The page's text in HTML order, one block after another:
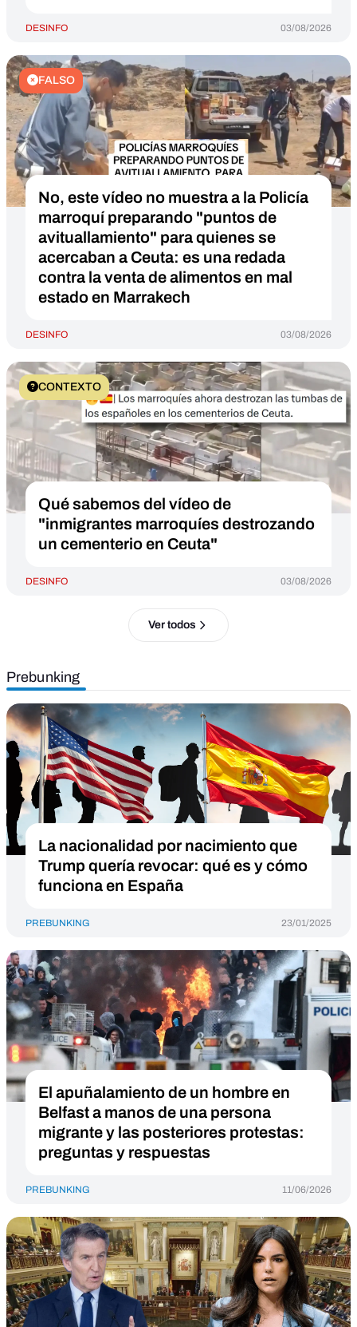
DESINFO 03/08/2026
FALSO
No, este vídeo no muestra a la Policía
marroquí preparando "puntos de
avituallamiento" para quienes se
acercaban a Ceuta: es una redada
contra la venta de alimentos en mal
estado en Marrakech
DESINFO 03/08/2026
CONTEXTO
Qué sabemos del vídeo de
"inmigrantes marroquíes destrozando
un cementerio en Ceuta"
DESINFO 03/08/2026
Ver todos
Prebunking
La nacionalidad por nacimiento que
Trump quería revocar: qué es y cómo
funciona en España
PREBUNKING 23/01/2025
El apuñalamiento de un hombre en
Belfast a manos de una persona
migrante y las posteriores protestas:
preguntas y respuestas
PREBUNKING 11/06/2026